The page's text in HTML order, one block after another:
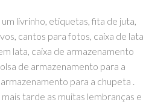
livrinho, etiquetas, fita de juta,
cantos para fotos, caixa de lata
lata, caixa de armazenamento
de armazenamento para a
para a chupeta .
tarde as muitas lembranças e